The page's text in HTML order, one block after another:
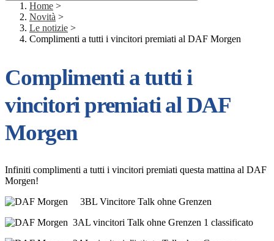
Home >
Novità >
Le notizie >
Complimenti a tutti i vincitori premiati al DAF Morgen
Complimenti a tutti i
vincitori premiati al DAF
Morgen
Infiniti complimenti a tutti i vincitori premiati questa mattina al DAF
Morgen!
3BL Vincitore Talk ohne Grenzen
3AL vincitori Talk ohne Grenzen 1 classificato